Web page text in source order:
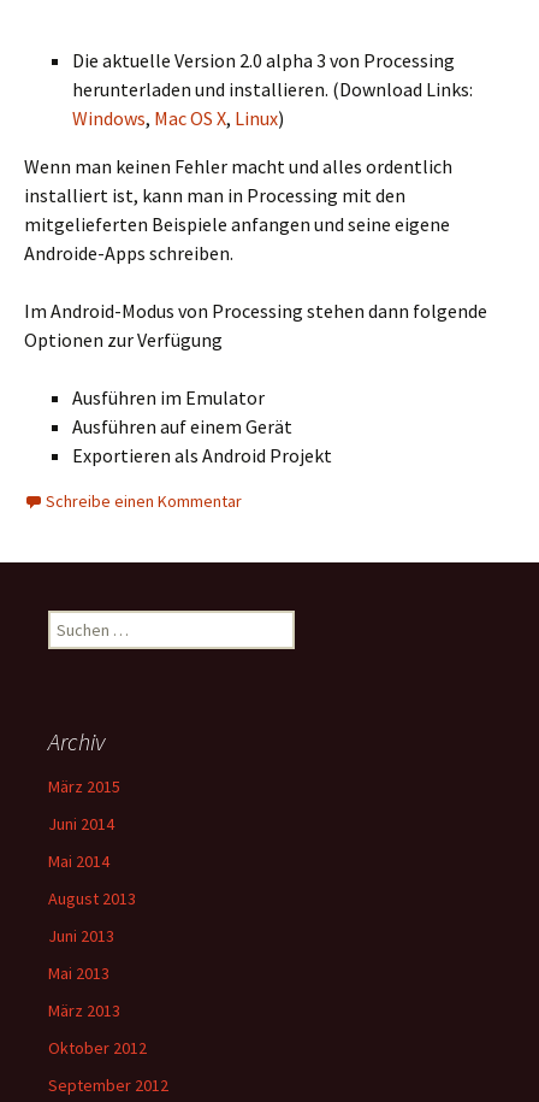
Die aktuelle Version 2.0 alpha 3 von Processing
herunterladen und installieren. (Download Links:
Windows, Mac OS X, Linux)
Wenn man keinen Fehler macht und alles ordentlich
installiert ist, kann man in Processing mit den
mitgelieferten Beispiele anfangen und seine eigene
Androide-Apps schreiben.
Im Android-Modus von Processing stehen dann folgende
Optionen zur Verfügung
Ausführen im Emulator
Ausführen auf einem Gerät
Exportieren als Android Projekt
Schreibe einen Kommentar
Suchen
nach:
Archiv
März 2015
Juni 2014
Mai 2014
August 2013
Juni 2013
Mai 2013
März 2013
Oktober 2012
September 2012